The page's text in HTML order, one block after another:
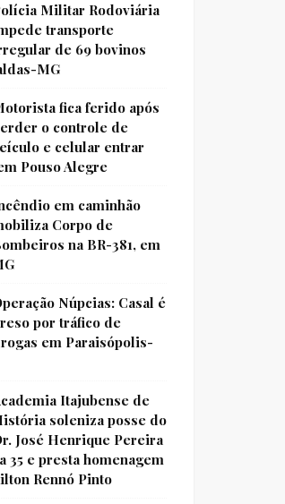
Militar Rodoviária
transporte
de 69 bovinos
MG
fica ferido após
o controle de
e celular entrar
Pouso Alegre
em caminhão
Corpo de
na BR-381, em
Núpcias: Casal é
por tráfico de
em Paraisópolis-
Itajubense de
soleniza posse do
José Henrique Pereira
35 e presta homenagem
Rennó Pinto